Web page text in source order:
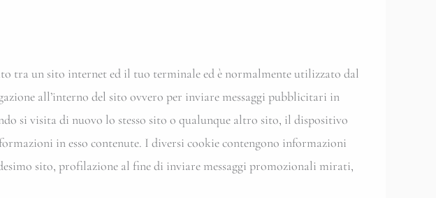
tra un sito internet ed il tuo terminale ed è normalmente utilizzato dal
all’interno del sito ovvero per inviare messaggi pubblicitari in
si visita di nuovo lo stesso sito o qualunque altro sito, il dispositivo
in esso contenute. I diversi cookie contengono informazioni
sito, profilazione al fine di inviare messaggi promozionali mirati,